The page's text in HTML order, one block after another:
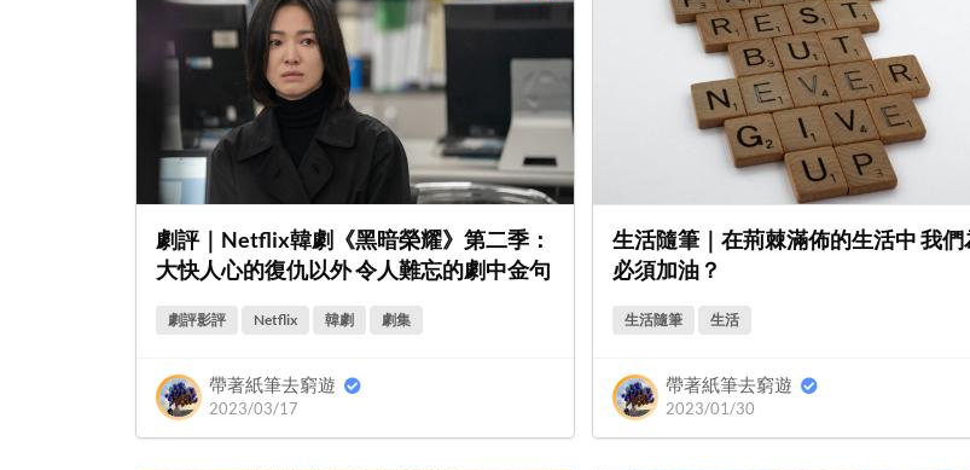
劇評｜Netflix韓劇《黑暗榮耀》第二季：
大快人心的復仇以外 令人難忘的劇中金句
劇評影評 Netflix 韓劇 劇集
帶著紙筆去窮遊
2023/03/17
生活隨筆｜在荊棘滿佈的生活中 我們
必須加油？
生活隨筆 生活
帶著紙筆去窮遊
2023/01/30